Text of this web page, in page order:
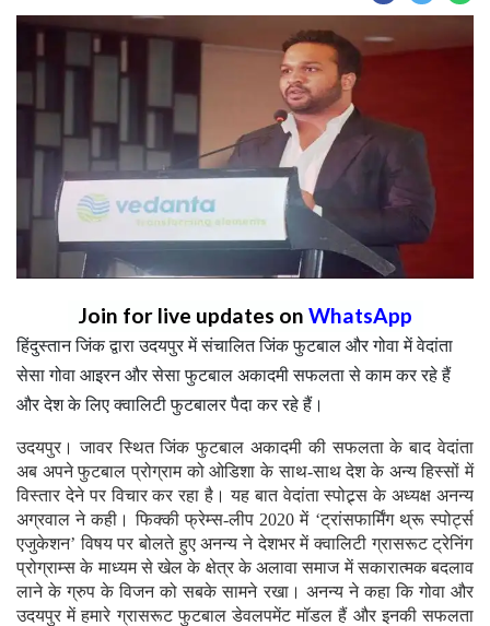
Join for live updates on WhatsApp
हिंदुस्तान जिंक द्वारा उदयपुर में संचालित जिंक फुटबाल और गोवा में वेदांता
सेसा गोवा आइरन और सेसा फुटबाल अकादमी सफलता से काम कर रहे हैं
और देश के लिए क्वालिटी फुटबालर पैदा कर रहे हैं।
उदयपुर। जावर स्थित जिंक फुटबाल अकादमी की सफलता के बाद वेदांता
अब अपने फुटबाल प्रोग्राम को ओडिशा के साथ-साथ देश के अन्य हिस्सों में
विस्तार देने पर विचार कर रहा है। यह बात वेदांता स्पोट्र्स के अध्यक्ष अनन्य
अग्रवाल ने कही। फिक्की फ्रेम्स-लीप 2020 में ‘ट्रांसफार्मिंग थ्रू स्पोर्ट्स
एजुकेशन’ विषय पर बोलते हुए अनन्य ने देशभर में क्वालिटी ग्रासरूट ट्रेनिंग
प्रोग्राम्स के माध्यम से खेल के क्षेत्र के अलावा समाज में सकारात्मक बदलाव
लाने के ग्रुप के विजन को सबके सामने रखा। अनन्य ने कहा कि गोवा और
उदयपुर में हमारे ग्रासरूट फुटबाल डेवलपमेंट मॉडल हैं और इनकी सफलता